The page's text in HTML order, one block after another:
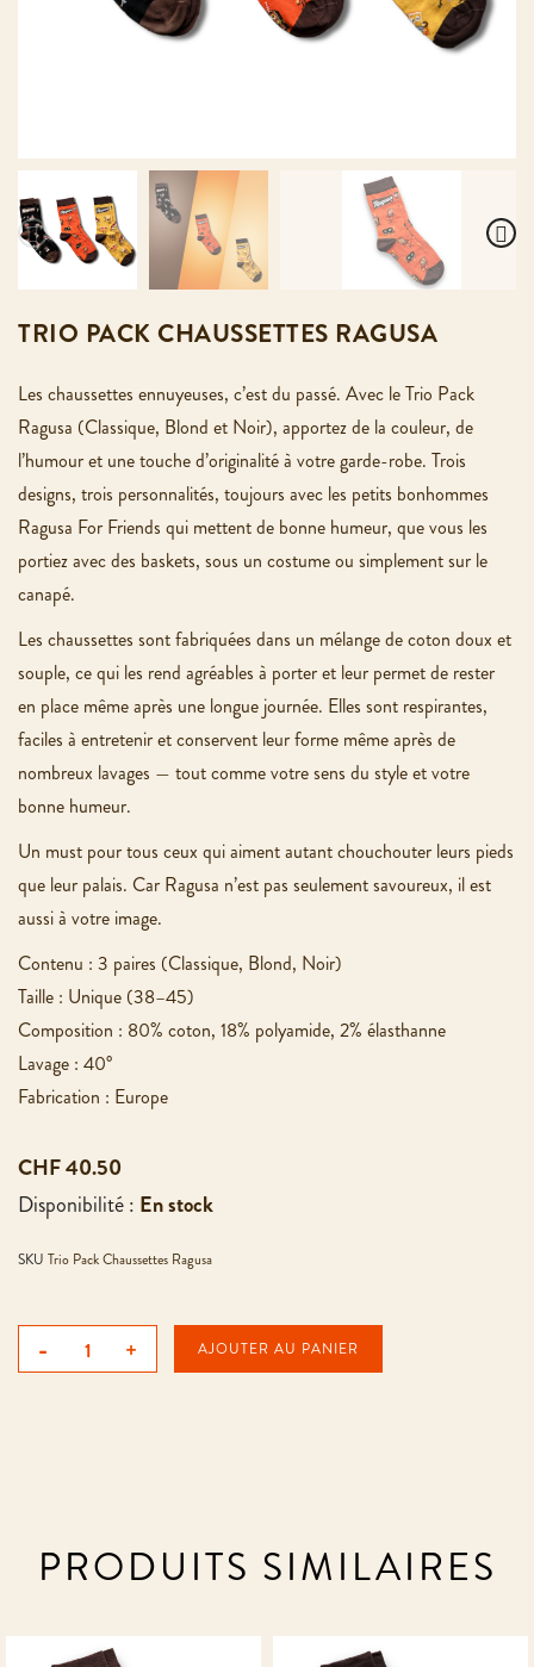
TRIO PACK CHAUSSETTES RAGUSA
Les chaussettes ennuyeuses, c’est du passé. Avec le Trio Pack
Ragusa (Classique, Blond et Noir), apportez de la couleur, de
l’humour et une touche d’originalité à votre garde-robe. Trois
designs, trois personnalités, toujours avec les petits bonhommes
Ragusa For Friends qui mettent de bonne humeur, que vous les
portiez avec des baskets, sous un costume ou simplement sur le
canapé.
Les chaussettes sont fabriquées dans un mélange de coton doux et
souple, ce qui les rend agréables à porter et leur permet de rester
en place même après une longue journée. Elles sont respirantes,
faciles à entretenir et conservent leur forme même après de
nombreux lavages — tout comme votre sens du style et votre
bonne humeur.
Un must pour tous ceux qui aiment autant chouchouter leurs pieds
que leur palais. Car Ragusa n’est pas seulement savoureux, il est
aussi à votre image.
Contenu : 3 paires (Classique, Blond, Noir)
Taille : Unique (38–45)
Composition : 80% coton, 18% polyamide, 2% élasthanne
Lavage : 40°
Fabrication : Europe
CHF 40.50
Disponibilité : En stock
SKU Trio Pack Chaussettes Ragusa
- + AJOUTER AU PANIER
PRODUITS SIMILAIRES